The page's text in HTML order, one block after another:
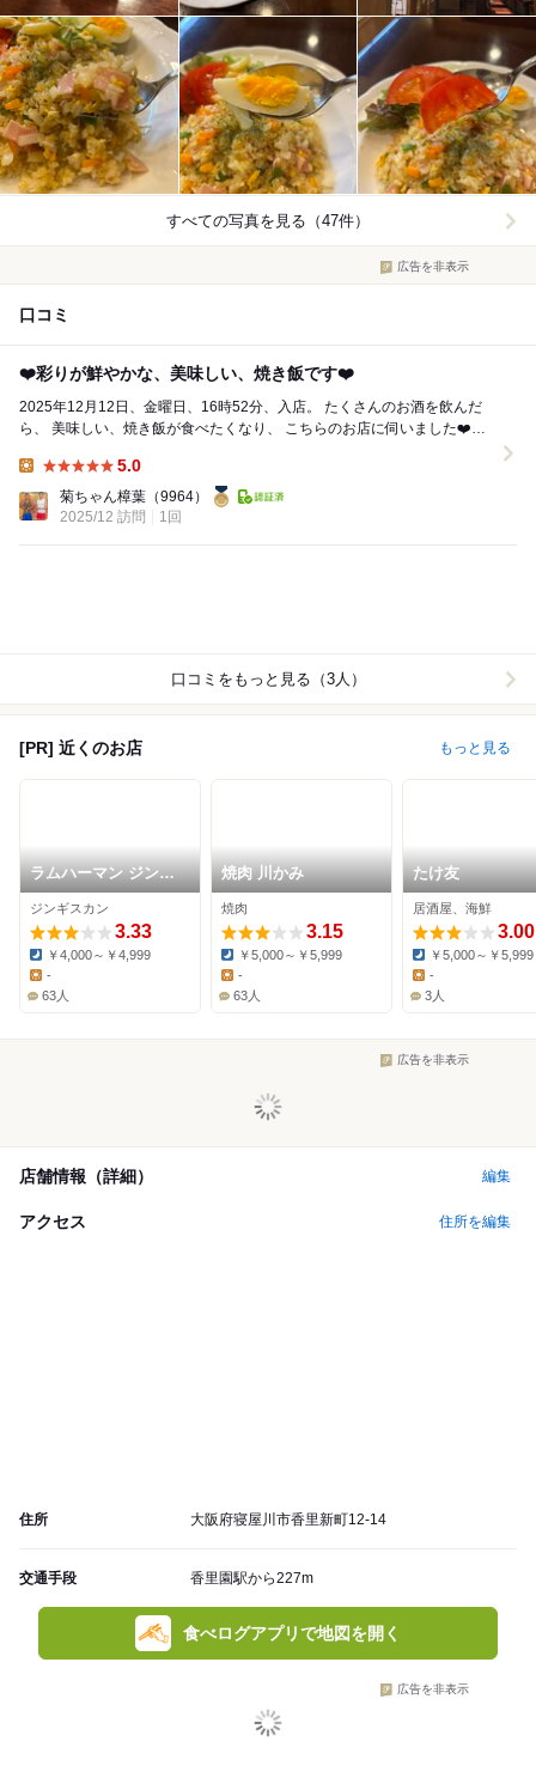
すべての写真を見る（47件）
広告を非表示
口コミ
❤️彩りが鮮やかな、美味しい、焼き飯です❤️
2025年12月12日、金曜日、16時52分、入店。 たくさんのお酒を飲んだ
ら、 美味しい、焼き飯が食べたくなり、 こちらのお店に伺いました❤️㊗️
5.0
菊ちゃん樟葉 （9964）
2025/12 訪問
1回
口コミをもっと見る（3人）
[PR] 近くのお店 もっと見る
ラムハーマン ジンギ
スカン
ジンギスカン
3.33
Dinner:
￥4,000～￥4,999
Lunch:
-
63人
焼肉 川かみ
焼肉
3.15
Dinner:
￥5,000～￥5,999
Lunch:
-
63人
たけ友
居酒屋、海鮮
3.00
Dinner:
￥5,000～￥5,999
Lunch:
-
3人
広告を非表示
店舗情報（詳細） 編集
アクセス 住所を編集
住所 大阪府寝屋川市香里新町12-14
交通手段 香里園駅から227m
食べログアプリで地図を開く
広告を非表示